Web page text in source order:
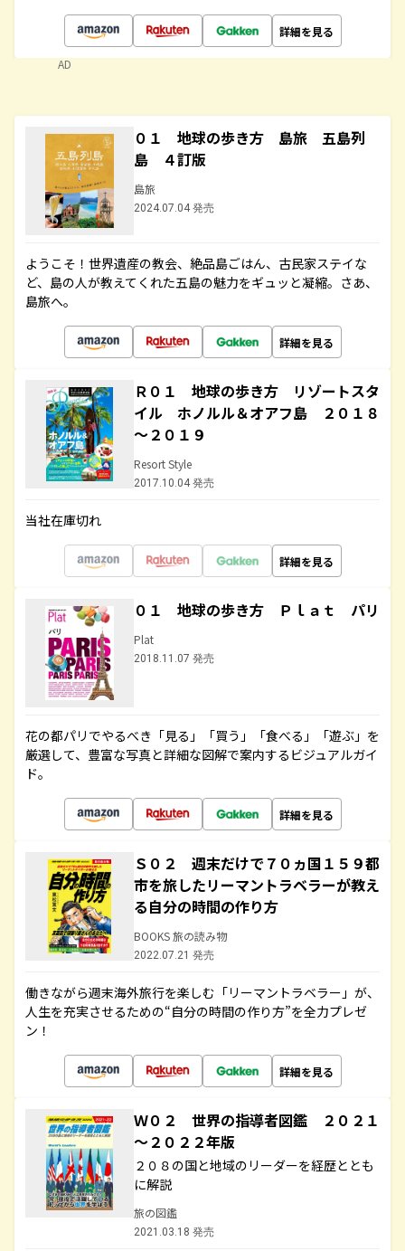
詳細を見る
AD
０１ 地球の歩き方 島旅 五島列
島 ４訂版
島旅
2024.07.04 発売
ようこそ！世界遺産の教会、絶品島ごはん、古民家ステイな
ど、島の人が教えてくれた五島の魅力をギュッと凝縮。さあ、
島旅へ。
詳細を見る
Ｒ０１ 地球の歩き方 リゾートスタ
イル ホノルル＆オアフ島 ２０１８
～２０１９
Resort Style
2017.10.04 発売
当社在庫切れ
詳細を見る
０１ 地球の歩き方 Ｐｌａｔ パリ
Plat
2018.11.07 発売
花の都パリでやるべき「見る」「買う」「食べる」「遊ぶ」を
厳選して、豊富な写真と詳細な図解で案内するビジュアルガイ
ド。
詳細を見る
Ｓ０２ 週末だけで７０ヵ国１５９都
市を旅したリーマントラベラーが教え
る自分の時間の作り方
BOOKS 旅の読み物
2022.07.21 発売
働きながら週末海外旅行を楽しむ「リーマントラベラー」が、
人生を充実させるための“自分の時間の作り方”を全力プレゼ
ン！
詳細を見る
Ｗ０２ 世界の指導者図鑑 ２０２１
～２０２２年版
２０８の国と地域のリーダーを経歴ととも
に解説
旅の図鑑
2021.03.18 発売